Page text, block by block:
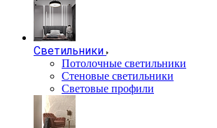
Светильники
Потолочные светильники
Стеновые светильники
Световые профили